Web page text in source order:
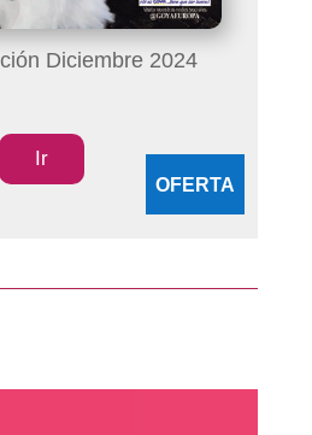
Diciembre 2024
Ir
OFERTA